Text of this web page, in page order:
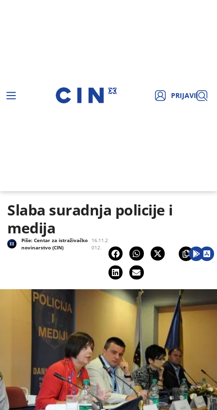
PRIJAVI
Slaba suradnja policije i
medija
16.11.2
012.
Piše: Centar za istraživačko
novinarstvo (CIN)